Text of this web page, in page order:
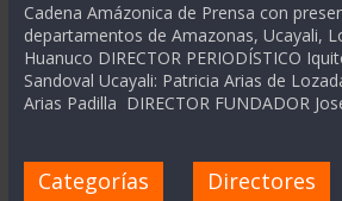
Cadena Amázonica de Prensa con
departamentos de Amazonas, Ucayali,
Huanuco DIRECTOR PERIODÍSTICO
Sandoval Ucayali: Patricia Arias de
Arias Padilla DIRECTOR FUNDADOR
Categorías Directores